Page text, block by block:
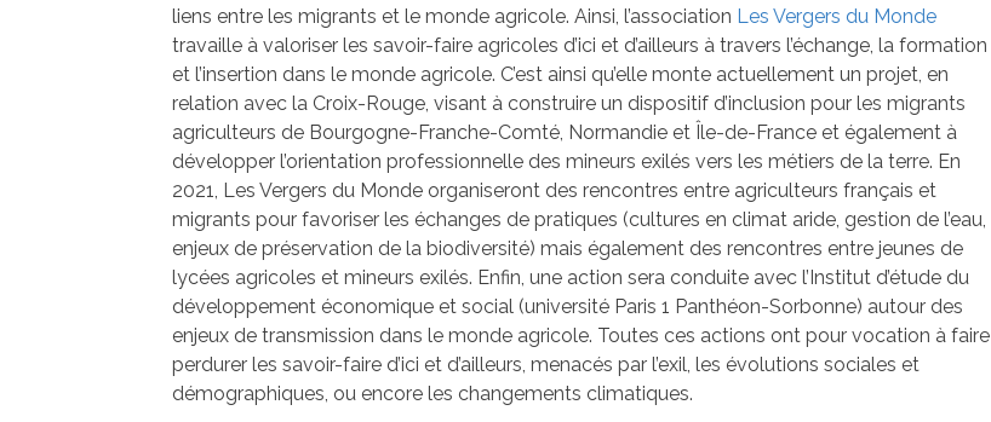
liens entre les migrants et le monde agricole. Ainsi, l’association Les Vergers du Monde
travaille à valoriser les savoir-faire agricoles d’ici et d’ailleurs à travers l’échange, la formation
et l’insertion dans le monde agricole. C’est ainsi qu’elle monte actuellement un projet, en
relation avec la Croix-Rouge, visant à construire un dispositif d’inclusion pour les migrants
agriculteurs de Bourgogne-Franche-Comté, Normandie et Île-de-France et également à
développer l’orientation professionnelle des mineurs exilés vers les métiers de la terre. En
2021, Les Vergers du Monde organiseront des rencontres entre agriculteurs français et
migrants pour favoriser les échanges de pratiques (cultures en climat aride, gestion de l’eau,
enjeux de préservation de la biodiversité) mais également des rencontres entre jeunes de
lycées agricoles et mineurs exilés. Enfin, une action sera conduite avec l’Institut d’étude du
développement économique et social (université Paris 1 Panthéon-Sorbonne) autour des
enjeux de transmission dans le monde agricole. Toutes ces actions ont pour vocation à faire
perdurer les savoir-faire d’ici et d’ailleurs, menacés par l’exil, les évolutions sociales et
démographiques, ou encore les changements climatiques.